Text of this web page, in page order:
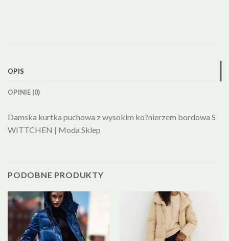
OPIS
OPINIE (0)
Damska kurtka puchowa z wysokim ko?nierzem bordowa S
WITTCHEN | Moda Sklep
PODOBNE PRODUKTY